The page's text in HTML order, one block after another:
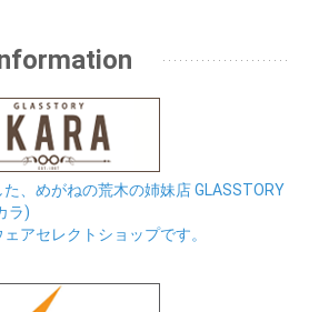
、めがねの荒木の姉妹店 GLASSTORY
ラ)
アセレクトショップです。